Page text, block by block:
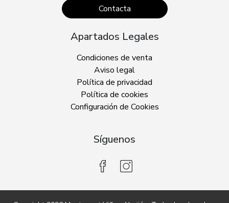
Contacta
Apartados Legales
Condiciones de venta
Aviso legal
Política de privacidad
Política de cookies
Configuración de Cookies
Síguenos